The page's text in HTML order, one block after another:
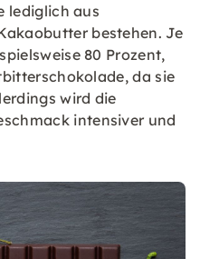
lediglich aus
bestehen. Je
80 Prozent,
da sie
wird die
intensiver und